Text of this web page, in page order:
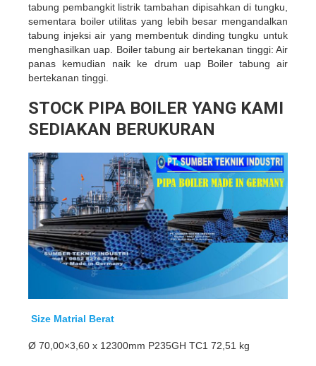
tabung pembangkit listrik tambahan dipisahkan di tungku,
sementara boiler utilitas yang lebih besar mengandalkan
tabung injeksi air yang membentuk dinding tungku untuk
menghasilkan uap. Boiler tabung air bertekanan tinggi: Air
panas kemudian naik ke drum uap Boiler tabung air
bertekanan tinggi.
STOCK PIPA BOILER YANG KAMI
SEDIAKAN BERUKURAN
Size Matrial Berat
Ø 70,00×3,60 x 12300mm P235GH TC1 72,51 kg